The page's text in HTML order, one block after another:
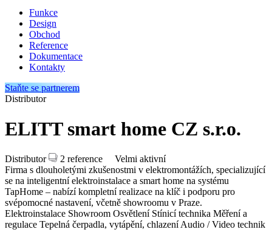
Funkce
Design
Obchod
Reference
Dokumentace
Kontakty
Staňte se partnerem
Distributor
ELITT smart home CZ s.r.o.
Distributor 2 reference
Velmi aktivní
Firma s dlouholetými zkušenostmi v elektromontážích, specializující
se na inteligentní elektroinstalace a smart home na systému
TapHome – nabízí kompletní realizace na klíč i podporu pro
svépomocné nastavení, včetně showroomu v Praze.
Elektroinstalace Showroom Osvětlení Stínicí technika Měření a
regulace Tepelná čerpadla, vytápění, chlazení Audio / Video technik